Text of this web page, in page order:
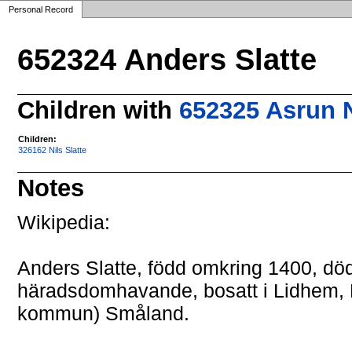
Personal Record
652324 Anders Slatte
Children with 652325 Asrun
Children:
326162 Nils Slatte
Notes
Wikipedia:
Anders Slatte, född omkring 1400,
häradsdomhavande, bosatt i
kommun) Småland.